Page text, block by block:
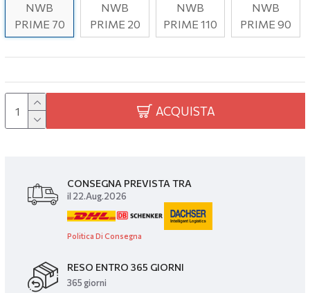
NWB
PRIME 70
NWB
PRIME 20
NWB
PRIME 110
NWB
PRIME 90
ACQUISTA
CONSEGNA PREVISTA TRA
il 22.Aug.2026
Politica Di Consegna
RESO ENTRO 365 GIORNI
365 giorni